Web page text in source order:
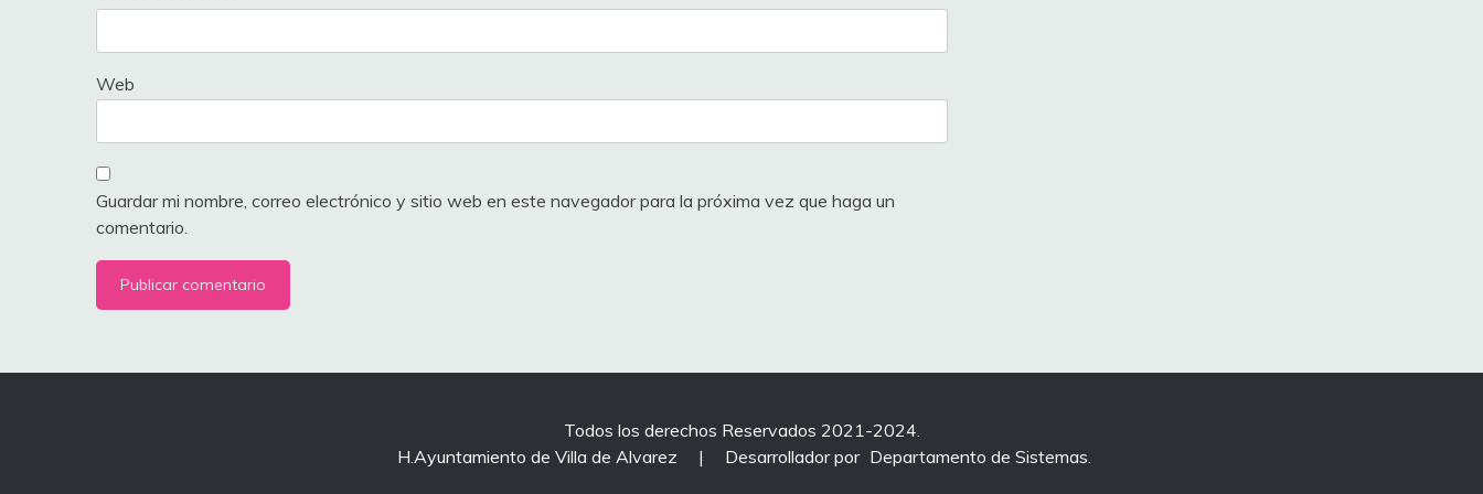
Web
Guardar mi nombre, correo electrónico y sitio web en este navegador para la próxima vez que haga un
comentario.
Todos los derechos Reservados 2021-2024.
H.Ayuntamiento de Villa de Alvarez
| Desarrollador por Departamento de Sistemas